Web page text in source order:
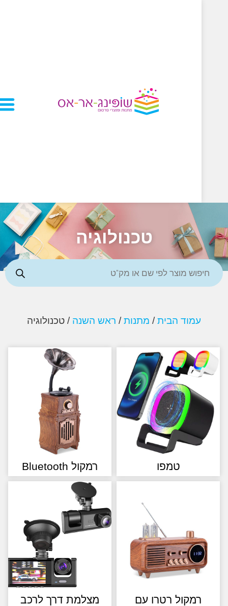
טכנולוגיה
עמוד הבית/מתנות /ראש השנה/ טכנולוגיה
רמקול Bluetooth
רמקול רטרו עם
מצלמת דרך לרכב